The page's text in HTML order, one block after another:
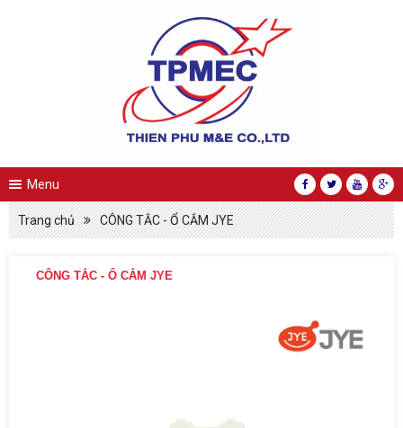
Menu
Trang chủ CÔNG TẮC - Ổ CẮM JYE
CÔNG TẮC - Ổ CẮM JYE